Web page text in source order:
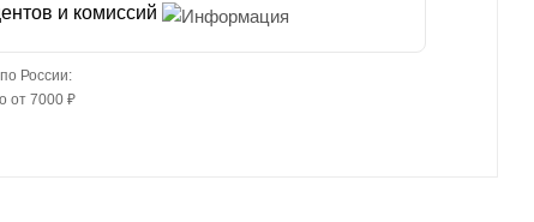
и комиссий
России:
от 7000 ₽